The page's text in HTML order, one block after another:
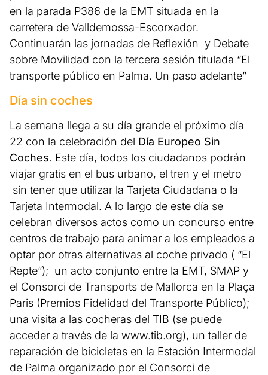
en la parada P386 de la EMT situada en la
carretera de Valldemossa-Escorxador.
Continuarán las jornadas de Reflexión y Debate
sobre Movilidad con la tercera sesión titulada “El
transporte público en Palma. Un paso adelante”
Día sin coches
La semana llega a su día grande el próximo día
22 con la celebración del Día Europeo Sin
Coches. Este día, todos los ciudadanos podrán
viajar gratis en el bus urbano, el tren y el metro
sin tener que utilizar la Tarjeta Ciudadana o la
Tarjeta Intermodal. A lo largo de este día se
celebran diversos actos como un concurso entre
centros de trabajo para animar a los empleados a
optar por otras alternativas al coche privado ( “El
Repte”); un acto conjunto entre la EMT, SMAP y
el Consorci de Transports de Mallorca en la Plaça
Paris (Premios Fidelidad del Transporte Público);
una visita a las cocheras del TIB (se puede
acceder a través de la www.tib.org), un taller de
reparación de bicicletas en la Estación Intermodal
de Palma organizado por el Consorci de